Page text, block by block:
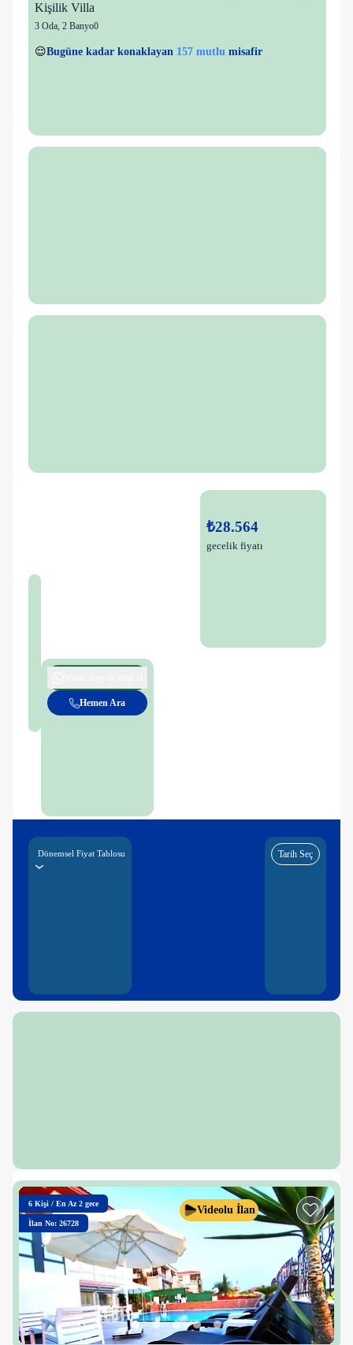
Kişilik Villa
3 Oda, 2 Banyo0
👀Son 1 saatte44 kişigörüntüledi
₺28.564
gecelik fiyatı
Hemen Ara
Dönemsel Fiyat Tablosu Tarih Seç
6 Kişi / En Az 2 gece
İlan No: 26728
Videolu İlan